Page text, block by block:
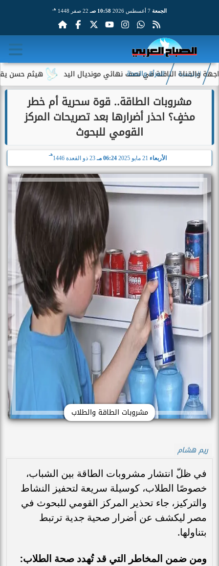
الجمعة 10:58 صـ 22 صفر 1448 هـ
هيثم حسن يقترب من الناقلة في نصف نهائي مونديال اليد
الرئيسية المرأة والصحة
مشروبات الطاقة.. قوة سحرية أم خطر
مخفٍ؟ احذر أضرارها بعد تصريحات المركز
القومي للبحوث
الأربعاء 06:24 مـ 23 ذو القعدة 1446
هـ
مشروبات الطاقة والطلاب
ريم هشام
في ظلّ انتشار مشروبات الطاقة بين الشباب،
خصوصًا الطلاب، كوسيلة سريعة لتحفيز النشاط
والتركيز، جاء تحذير المركز القومي للبحوث في
مصر ليكشف عن أضرار صحية جدية ترتبط
بتناولها.
ومن ضمن المخاطر التي قد تُهدد صحة الطلاب: